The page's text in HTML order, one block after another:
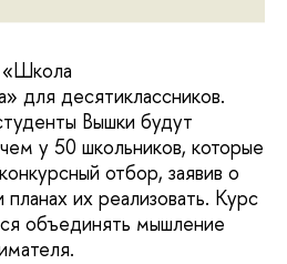
«Школа
для десятиклассников.
Вышки будут
у 50 школьников, которые
отбор, заявив о
их реализовать. Курс
объединять мышление